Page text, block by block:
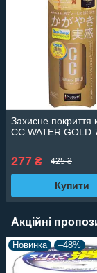
Захисне покриття
CC WATER GOLD
277 ₴ 425 ₴
Купити
Акційні
Новинка –48%